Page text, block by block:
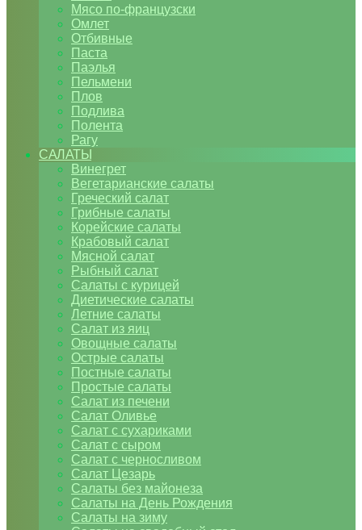
Мясо по-французски
Омлет
Отбивные
Паста
Паэлья
Пельмени
Плов
Подлива
Полента
Рагу
САЛАТЫ
Винегрет
Вегетарианские салаты
Греческий салат
Грибные салаты
Корейские салаты
Крабовый салат
Мясной салат
Рыбный салат
Салаты с курицей
Диетические салаты
Летние салаты
Салат из яиц
Овощные салаты
Острые салаты
Постные салаты
Простые салаты
Салат из печени
Салат Оливье
Салат с сухариками
Салат с сыром
Салат с черносливом
Салат Цезарь
Салаты без майонеза
Салаты на День Рождения
Салаты на зиму